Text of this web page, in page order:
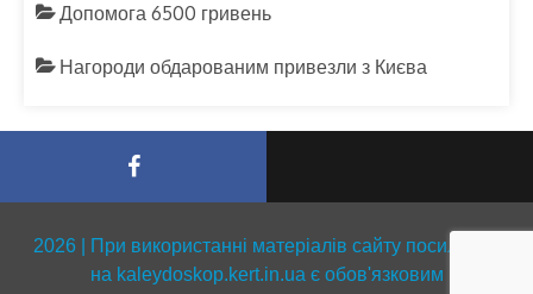
Допомога 6500 гривень
Нагороди обдарованим привезли з Києва
2026 | При використанні матеріалів сайту посилання
на kaleydoskop.kert.in.ua є обов'язковим